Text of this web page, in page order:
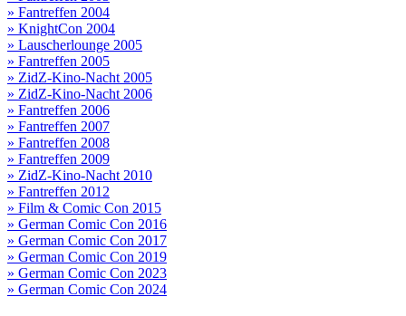
» Fantreffen 2004
» KnightCon 2004
» Lauscherlounge 2005
» Fantreffen 2005
» ZidZ-Kino-Nacht 2005
» ZidZ-Kino-Nacht 2006
» Fantreffen 2006
» Fantreffen 2007
» Fantreffen 2008
» Fantreffen 2009
» ZidZ-Kino-Nacht 2010
» Fantreffen 2012
» Film & Comic Con 2015
» German Comic Con 2016
» German Comic Con 2017
» German Comic Con 2019
» German Comic Con 2023
» German Comic Con 2024